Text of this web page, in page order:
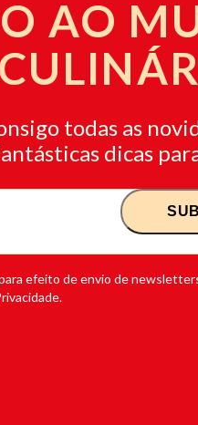
AO
todas as
dicas
efeito de envio de